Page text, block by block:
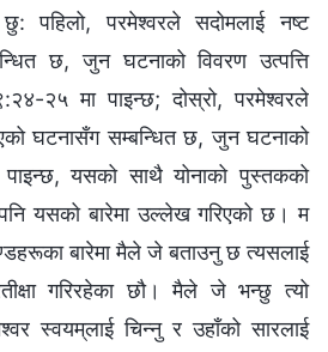
पहिलो, परमेश्‍वरले सदोमलाई नष्ट
छ, जुन घटनाको विवरण उत्‍पत्ति
२५ मा पाइन्छ; दोस्रो, परमेश्‍वरले
घटनासँग सम्‍बन्धित छ, जुन घटनाको
यसको साथै योनाको पुस्तकको
यसको बारेमा उल्‍लेख गरिएको छ। म
बारेमा मैले जे बताउनु छ त्यसलाई
गरिरहेका छौ। मैले जे भन्छु त्यो
स्वयम्‌लाई चिन्‍नु र उहाँको सारलाई